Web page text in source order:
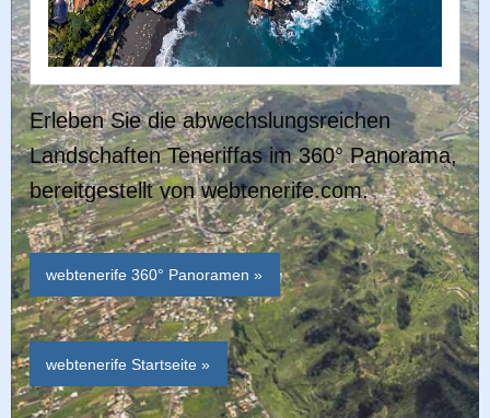
Erleben Sie die abwechslungsreichen
Landschaften Teneriffas im 360° Panorama,
bereitgestellt von webtenerife.com.
webtenerife 360° Panoramen »
webtenerife Startseite »